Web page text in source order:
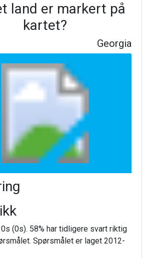
land er markert på
kartet?
Georgia
(0s). 58% har tidligere svart riktig
Spørsmålet er laget 2012-